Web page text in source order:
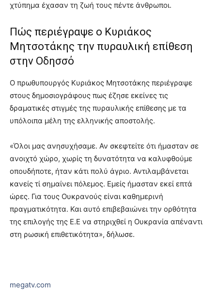
χτύπημα έχασαν τη ζωή τους πέντε άνθρωποι.
Πώς περιέγραψε ο Κυριάκος
Μητσοτάκης την πυραυλική επίθεση
στην Οδησσό
Ο πρωθυπουργός Κυριάκος Μητσοτάκης περιέγραψε
στους δημοσιογράφους πως έζησε εκείνες τις
δραματικές στιγμές της πυραυλικής επίθεσης με τα
υπόλοιπα μέλη της ελληνικής αποστολής.
«Όλοι μας ανησυχήσαμε. Αν σκεφτείτε ότι ήμασταν σε
ανοιχτό χώρο, χωρίς τη δυνατότητα να καλυφθούμε
οπουδήποτε, ήταν κάτι πολύ άγριο. Αντιλαμβάνεται
κανείς τί σημαίνει πόλεμος. Εμείς ήμασταν εκεί επτά
ώρες. Για τους Ουκρανούς είναι καθημερινή
πραγματικότητα. Και αυτό επιβεβαιώνει την ορθότητα
της επιλογής της Ε.Ε να στηριχθεί η Ουκρανία απέναντι
στη ρωσική επιθετικότητα», δήλωσε.
megatv.com